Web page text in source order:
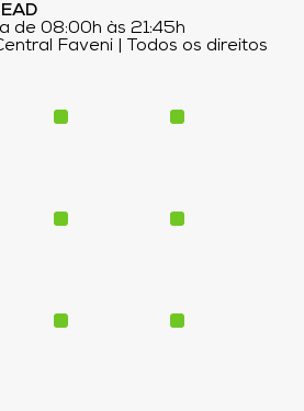
de 08:00h às 21:45h
Faveni | Todos os direitos